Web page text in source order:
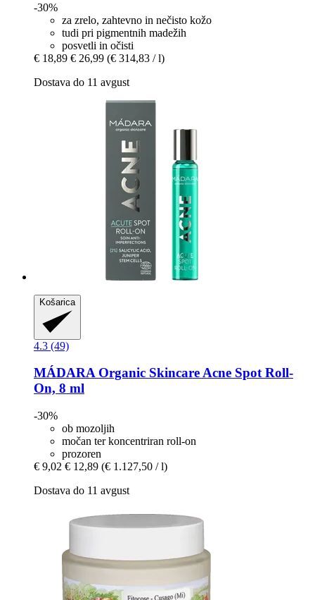
-30%
za zrelo, zahtevno in nečisto kožo
tudi pri pigmentnih madežih
posvetli in očisti
€ 18,89 € 26,99 (€ 314,83 / l)
Dostava do 11 avgust
Košarica
4.3 (49)
MÁDARA Organic SkincareAcne Spot Roll-​
On, 8 ml
-30%
ob mozoljih
močan ter koncentriran roll-on
prozoren
€ 9,02 € 12,89 (€ 1.127,50 / l)
Dostava do 11 avgust